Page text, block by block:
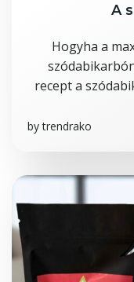
A
Hogyha a
recept a
by trendrako